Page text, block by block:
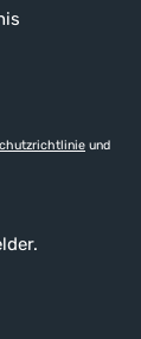
und